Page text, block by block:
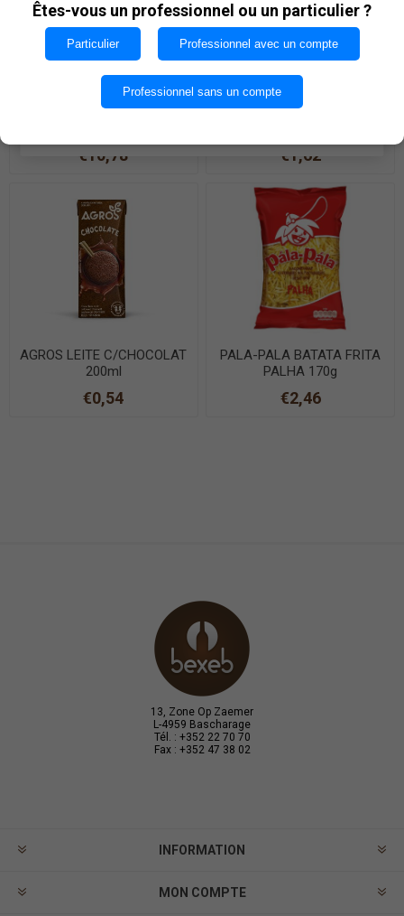
REI DOS FRANGOS FRANGO
€10,78
DU BOIS DE LA ROCHE
€1,62
AGROS LEITE C/CHOCOLAT
200ml
€0,54
PALA-PALA BATATA FRITA
PALHA 170g
€2,46
13, Zone Op Zaemer
L-4959 Bascharage
Tél. : +352 22 70 70
Fax : +352 47 38 02
INFORMATION
MON COMPTE
utilisant nos services, vous acceptez notre utilisation
des cookies.
OK
Êtes-vous un professionnel ou un particulier ?
Particulier Professionnel avec un compte
Professionnel sans un compte